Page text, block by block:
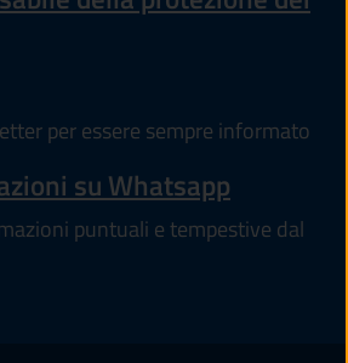
per essere sempre informato
su Whatsapp
puntuali e tempestive dal